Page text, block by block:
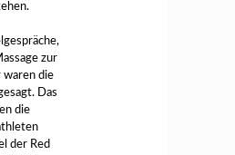
zur
waren die
Das
die
der Red